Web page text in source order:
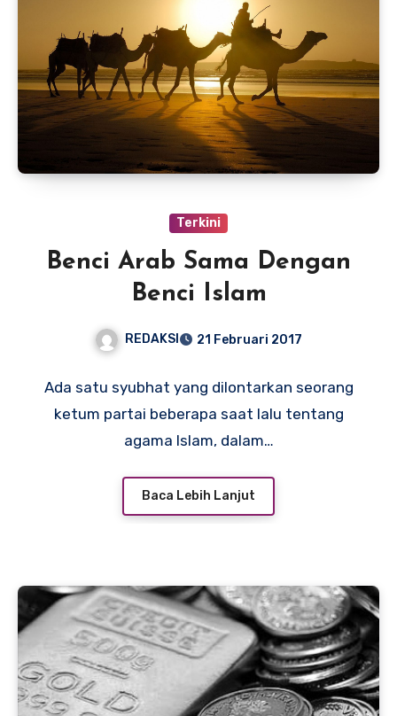
Terkini
Benci Arab Sama Dengan
Benci Islam
REDAKSI 21 Februari 2017
Ada satu syubhat yang dilontarkan seorang
ketum partai beberapa saat lalu tentang
agama Islam, dalam…
Baca Lebih Lanjut